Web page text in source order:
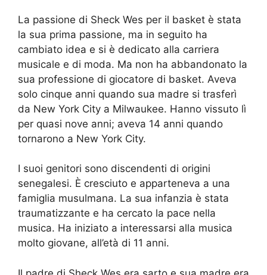
La passione di Sheck Wes per il basket è stata
la sua prima passione, ma in seguito ha
cambiato idea e si è dedicato alla carriera
musicale e di moda. Ma non ha abbandonato la
sua professione di giocatore di basket. Aveva
solo cinque anni quando sua madre si trasferì
da New York City a Milwaukee. Hanno vissuto lì
per quasi nove anni; aveva 14 anni quando
tornarono a New York City.
I suoi genitori sono discendenti di origini
senegalesi. È cresciuto e apparteneva a una
famiglia musulmana. La sua infanzia è stata
traumatizzante e ha cercato la pace nella
musica. Ha iniziato a interessarsi alla musica
molto giovane, all’età di 11 anni.